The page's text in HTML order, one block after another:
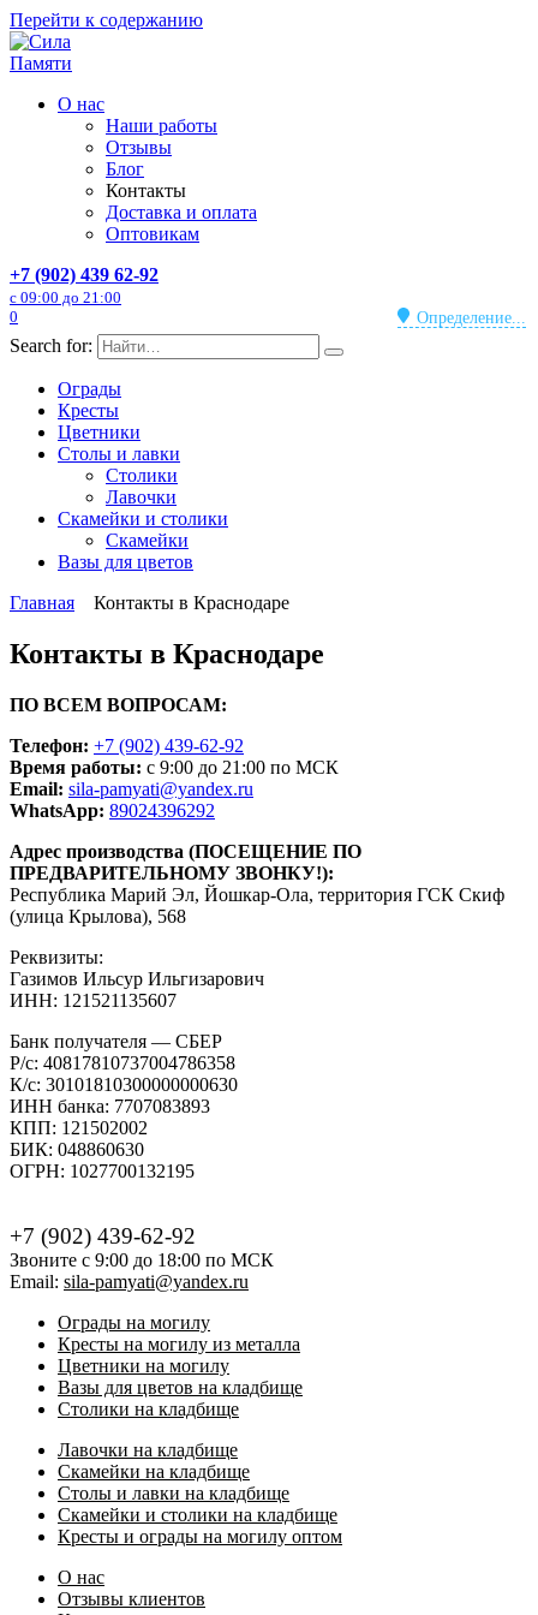
Перейти к содержанию
О нас
Наши работы
Отзывы
Блог
Контакты
Доставка и оплата
Оптовикам
+7 (902) 439 62-92
с 09:00 до 21:00
Определение...
0
Search for:
Ограды
Кресты
Цветники
Столы и лавки
Столики
Лавочки
Скамейки и столики
Скамейки
Вазы для цветов
Главная
Контакты в Краснодаре
Контакты в Краснодаре
ПО ВСЕМ ВОПРОСАМ:
Телефон: +7 (902) 439-62-92
Время работы: с 9:00 до 21:00 по МСК
Email: sila-pamyati@yandex.ru
WhatsApp: 89024396292
Адрес производства (ПОСЕЩЕНИЕ ПО
ПРЕДВАРИТЕЛЬНОМУ ЗВОНКУ!):
Республика Марий Эл, Йошкар-Ола, территория ГСК Скиф
(улица Крылова), 568
Реквизиты:
Газимов Ильсур Ильгизарович
ИНН: 121521135607
Банк получателя — СБЕР
Р/с: 40817810737004786358
К/с: 30101810300000000630
ИНН банка: 7707083893
КПП: 121502002
БИК: 048860630
ОГРН: 1027700132195
+7 (902) 439-62-92
Звоните с 9:00 до 18:00 по МСК
Email: sila-pamyati@yandex.ru
Ограды на могилу
Кресты на могилу из металла
Цветники на могилу
Вазы для цветов на кладбище
Столики на кладбище
Лавочки на кладбище
Скамейки на кладбище
Столы и лавки на кладбище
Скамейки и столики на кладбище
Кресты и ограды на могилу оптом
О нас
Отзывы клиентов